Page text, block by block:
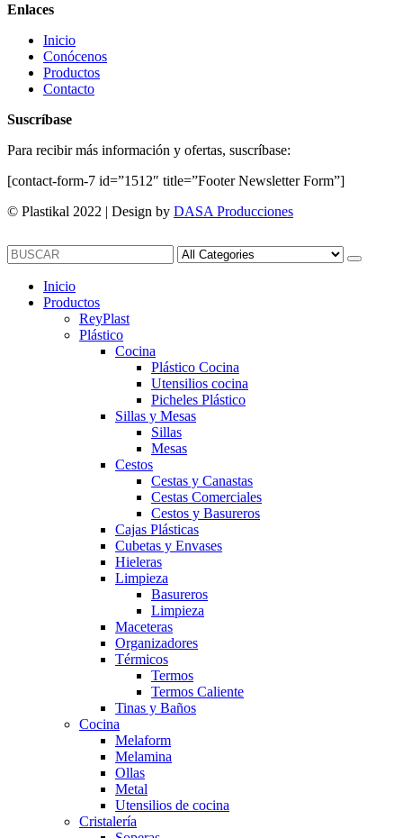
Enlaces
Inicio
Conócenos
Productos
Contacto
Suscríbase
Para recibir más información y ofertas, suscríbase:
[contact-form-7 id=”1512″ title=”Footer Newsletter Form”]
© Plastikal 2022 | Design by DASA Producciones
Inicio
Productos
ReyPlast
Plástico
Cocina
Plástico Cocina
Utensilios cocina
Picheles Plástico
Sillas y Mesas
Sillas
Mesas
Cestos
Cestas y Canastas
Cestas Comerciales
Cestos y Basureros
Cajas Plásticas
Cubetas y Envases
Hieleras
Limpieza
Basureros
Limpieza
Maceteras
Organizadores
Térmicos
Termos
Termos Caliente
Tinas y Baños
Cocina
Melaform
Melamina
Ollas
Metal
Utensilios de cocina
Cristalería